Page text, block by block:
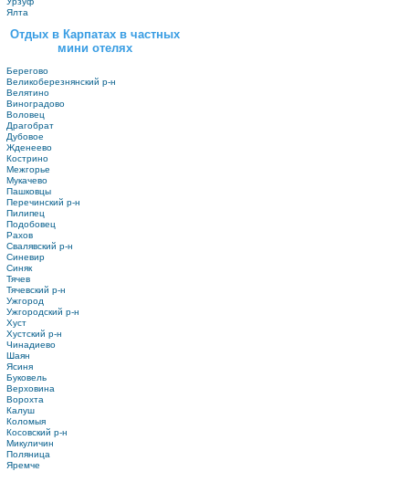
Ялта
Отдых в Карпатах в частных
мини отелях
Берегово
Великоберезнянский р-н
Велятино
Виноградово
Воловец
Драгобрат
Дубовое
Жденеево
Кострино
Межгорье
Мукачево
Пашковцы
Перечинский р-н
Пилипец
Подобовец
Рахов
Свалявский р-н
Синевир
Синяк
Тячев
Тячевский р-н
Ужгород
Ужгородский р-н
Хуст
Хустский р-н
Чинадиево
Шаян
Ясиня
Буковель
Верховина
Ворохта
Калуш
Коломыя
Косовский р-н
Микуличин
Поляница
Яремче